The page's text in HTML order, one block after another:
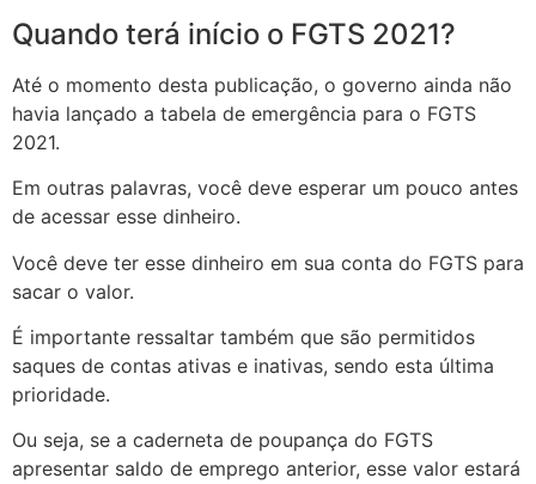
Quando terá início o FGTS 2021?
Até o momento desta publicação, o governo ainda não
havia lançado a tabela de emergência para o FGTS
2021.
Em outras palavras, você deve esperar um pouco antes
de acessar esse dinheiro.
Você deve ter esse dinheiro em sua conta do FGTS para
sacar o valor.
É importante ressaltar também que são permitidos
saques de contas ativas e inativas, sendo esta última
prioridade.
Ou seja, se a caderneta de poupança do FGTS
apresentar saldo de emprego anterior, esse valor estará